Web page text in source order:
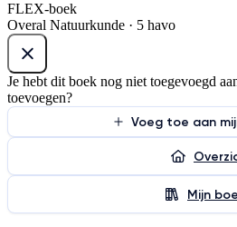
FLEX-boek
Overal Natuurkunde · 5 havo
Je hebt dit boek nog niet toegevoegd
toevoegen?
Voeg toe aan
Mijn